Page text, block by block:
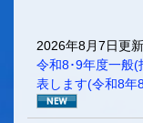
2026年8月7日更新
令和8･9年度一般
表します(令和8年